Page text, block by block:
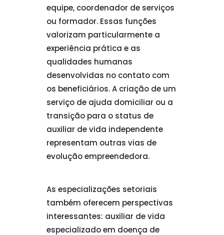
equipe, coordenador de serviços
ou formador. Essas funções
valorizam particularmente a
experiência prática e as
qualidades humanas
desenvolvidas no contato com
os beneficiários. A criação de um
serviço de ajuda domiciliar ou a
transição para o status de
auxiliar de vida independente
representam outras vias de
evolução empreendedora.
As especializações setoriais
também oferecem perspectivas
interessantes: auxiliar de vida
especializado em doença de